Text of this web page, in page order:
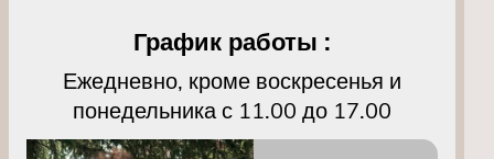
График работы :
Ежедневно, кроме воскресенья и
понедельника с 11.00 до 17.00